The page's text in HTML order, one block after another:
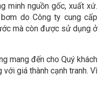
minh nguồn gốc, xuất xứ.
do Công ty cung cấp
mà còn được sử dụng ở
mang đến cho Quý khách
giá thành cạnh tranh. Vì